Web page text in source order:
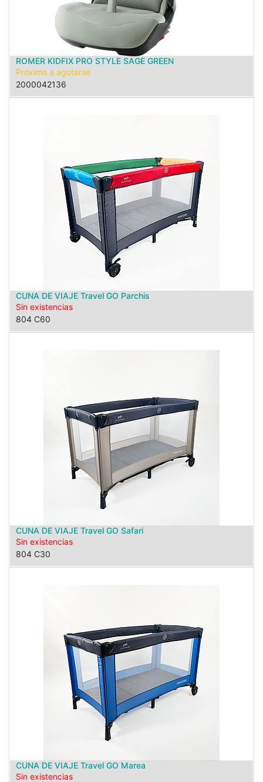
ROMER KIDFIX PRO STYLE SAGE GREEN
Próximo a agotarse
2000042136
CUNA DE VIAJE Travel GO Parchis
Sin existencias
804 C60
CUNA DE VIAJE Travel GO Safari
Sin existencias
804 C30
CUNA DE VIAJE Travel GO Marea
Sin existencias